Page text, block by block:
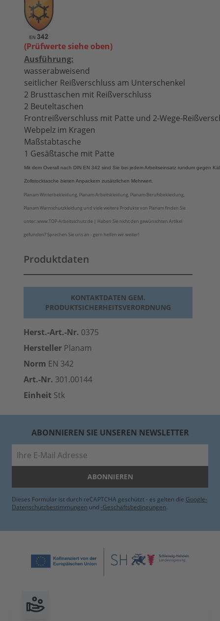
(Prüfwerte siehe oben)
Ausführung:
wasserabweisend
seitlicher Reißverschluss am Unterschenkel
2 Brusttaschen mit Reißverschluss
2 Beuteltaschen
Frontreißverschluss mit Patte und 2-Wege-
Webpelz im Kragen
Maßstabtasche
1 Gesäßtasche mit Patte
Mit dem Overall nach DIN EN 342 sind Sie bei jedem Arbeitseinsatz rundum gegen
Zollstocktasche bieten Anpackern zusätzlichen Mehrwert.
Planam Winterbekleidung, Planam Arbeitskleidung, Planam Berufsbekleidung,
Planam Warnschutzkleidung und viele weitere Produkte von Planam finden Sie
unter: www.TOP-Arbeitsschutz.de | Haben Sie nicht den gewünschten Artikel
gefunden? Sprechen Sie uns an - gern helfen wir weiter!
Produktdaten
KONTAKTDATEN GEM.
PRODUKTSICHERHEITSVERORDNUNG
Herst.-Art.-Nr. 0375
Hersteller Planam
Norm EN 342
Art.-Nr. 301.00144
Einheit Stk
ABONNIEREN SIE UNSEREN NEWSLETTER
ABONNIEREN
Dieses Formular ist durch reCAPTCHA geschützt - es gelten die Google-
Datenschutzbestimmungen und -Geschäftsbedingungen.